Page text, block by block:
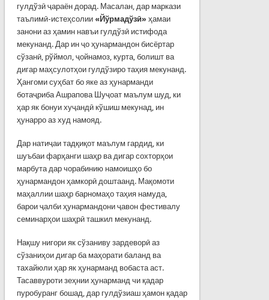
гулдўзӣ ҷараён дорад. Масалан, дар маркази
таълимӣ-истеҳсолии «Йўрмадўзӣ» ҳамаи
занони аз ҳамин навъи гулдўзӣ истифода
мекунанд. Дар ин ҷо ҳунармандон бисёртар
сўзанӣ, рўймол, ҷойнамоз, курта, болишт ва
дигар маҳсулотҳои гулдўзиро таҳия мекунанд.
Ҳангоми суҳбат бо яке аз ҳунарманди
ботаҷриба Ашрапова Шуҷоат маълум шуд, ки
ҳар як бонуи хуҷандӣ кўшиш мекунад, ин
ҳунарро аз худ намояд.
Дар натиҷаи тадқиқот маълум гардид, ки
шуъбаи фарҳанги шаҳр ва дигар сохторҳои
марбута дар чорабинию намоишҳо бо
ҳунармандон ҳамкорӣ доштаанд. Мақомоти
маҳаллии шаҳр барномаҳо таҳия намуда,
барои ҷалби ҳунармандони ҷавон фестивалу
семинарҳои шаҳрӣ ташкил мекунанд.
Нақшу нигори як сўзаниву зардеворӣ аз
сўзаниҳои дигар ба маҳорати баланд ва
тахайюли ҳар як ҳунарманд вобаста аст.
Тасаввуроти зеҳнии ҳунарманд чи қадар
пуробуранг бошад, дар гулдўзиаш ҳамон қадар